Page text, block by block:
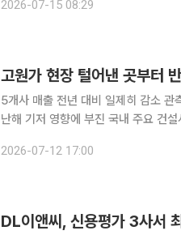
의 올해 2분기 매출액을 전년 동기
2026-07-15 08:29
고원가 현장 털어낸 곳부터
5개사 매출 전년 대비 일제히 감소 관
난해 기저 영향에 부진 국내 주요 건설사들이 올해 2분기 외형 축소 속 업체별 수익성이 엇갈릴 전
큰 폭으로 늘어날 것으로 예상되는 반
2026-07-12 17:00
DL이앤씨, 신용평가 3사서